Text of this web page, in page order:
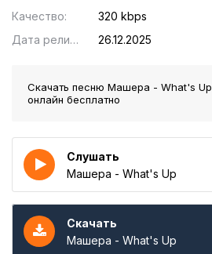
Качество:
320 kbps
Дата релиза:
26.12.2025
Скачать песню Машера - What's Up
онлайн бесплатно
Слушать
Машера - What's Up
Скачать
Машера - What's Up